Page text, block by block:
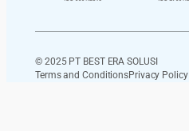
© 2025 PT BEST ERA SOLUSI
Terms and ConditionsPrivacy Policy